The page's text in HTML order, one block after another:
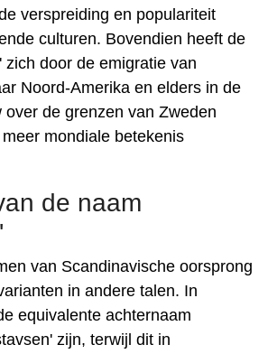
verspreiding en populariteit
culturen. Bovendien heeft de
zich door de emigratie van
Noord-Amerika en elders in de
over de grenzen van Zweden
mondiale betekenis
de naam
van Scandinavische oorsprong
in andere talen. In
equivalente achternaam
zijn, terwijl dit in